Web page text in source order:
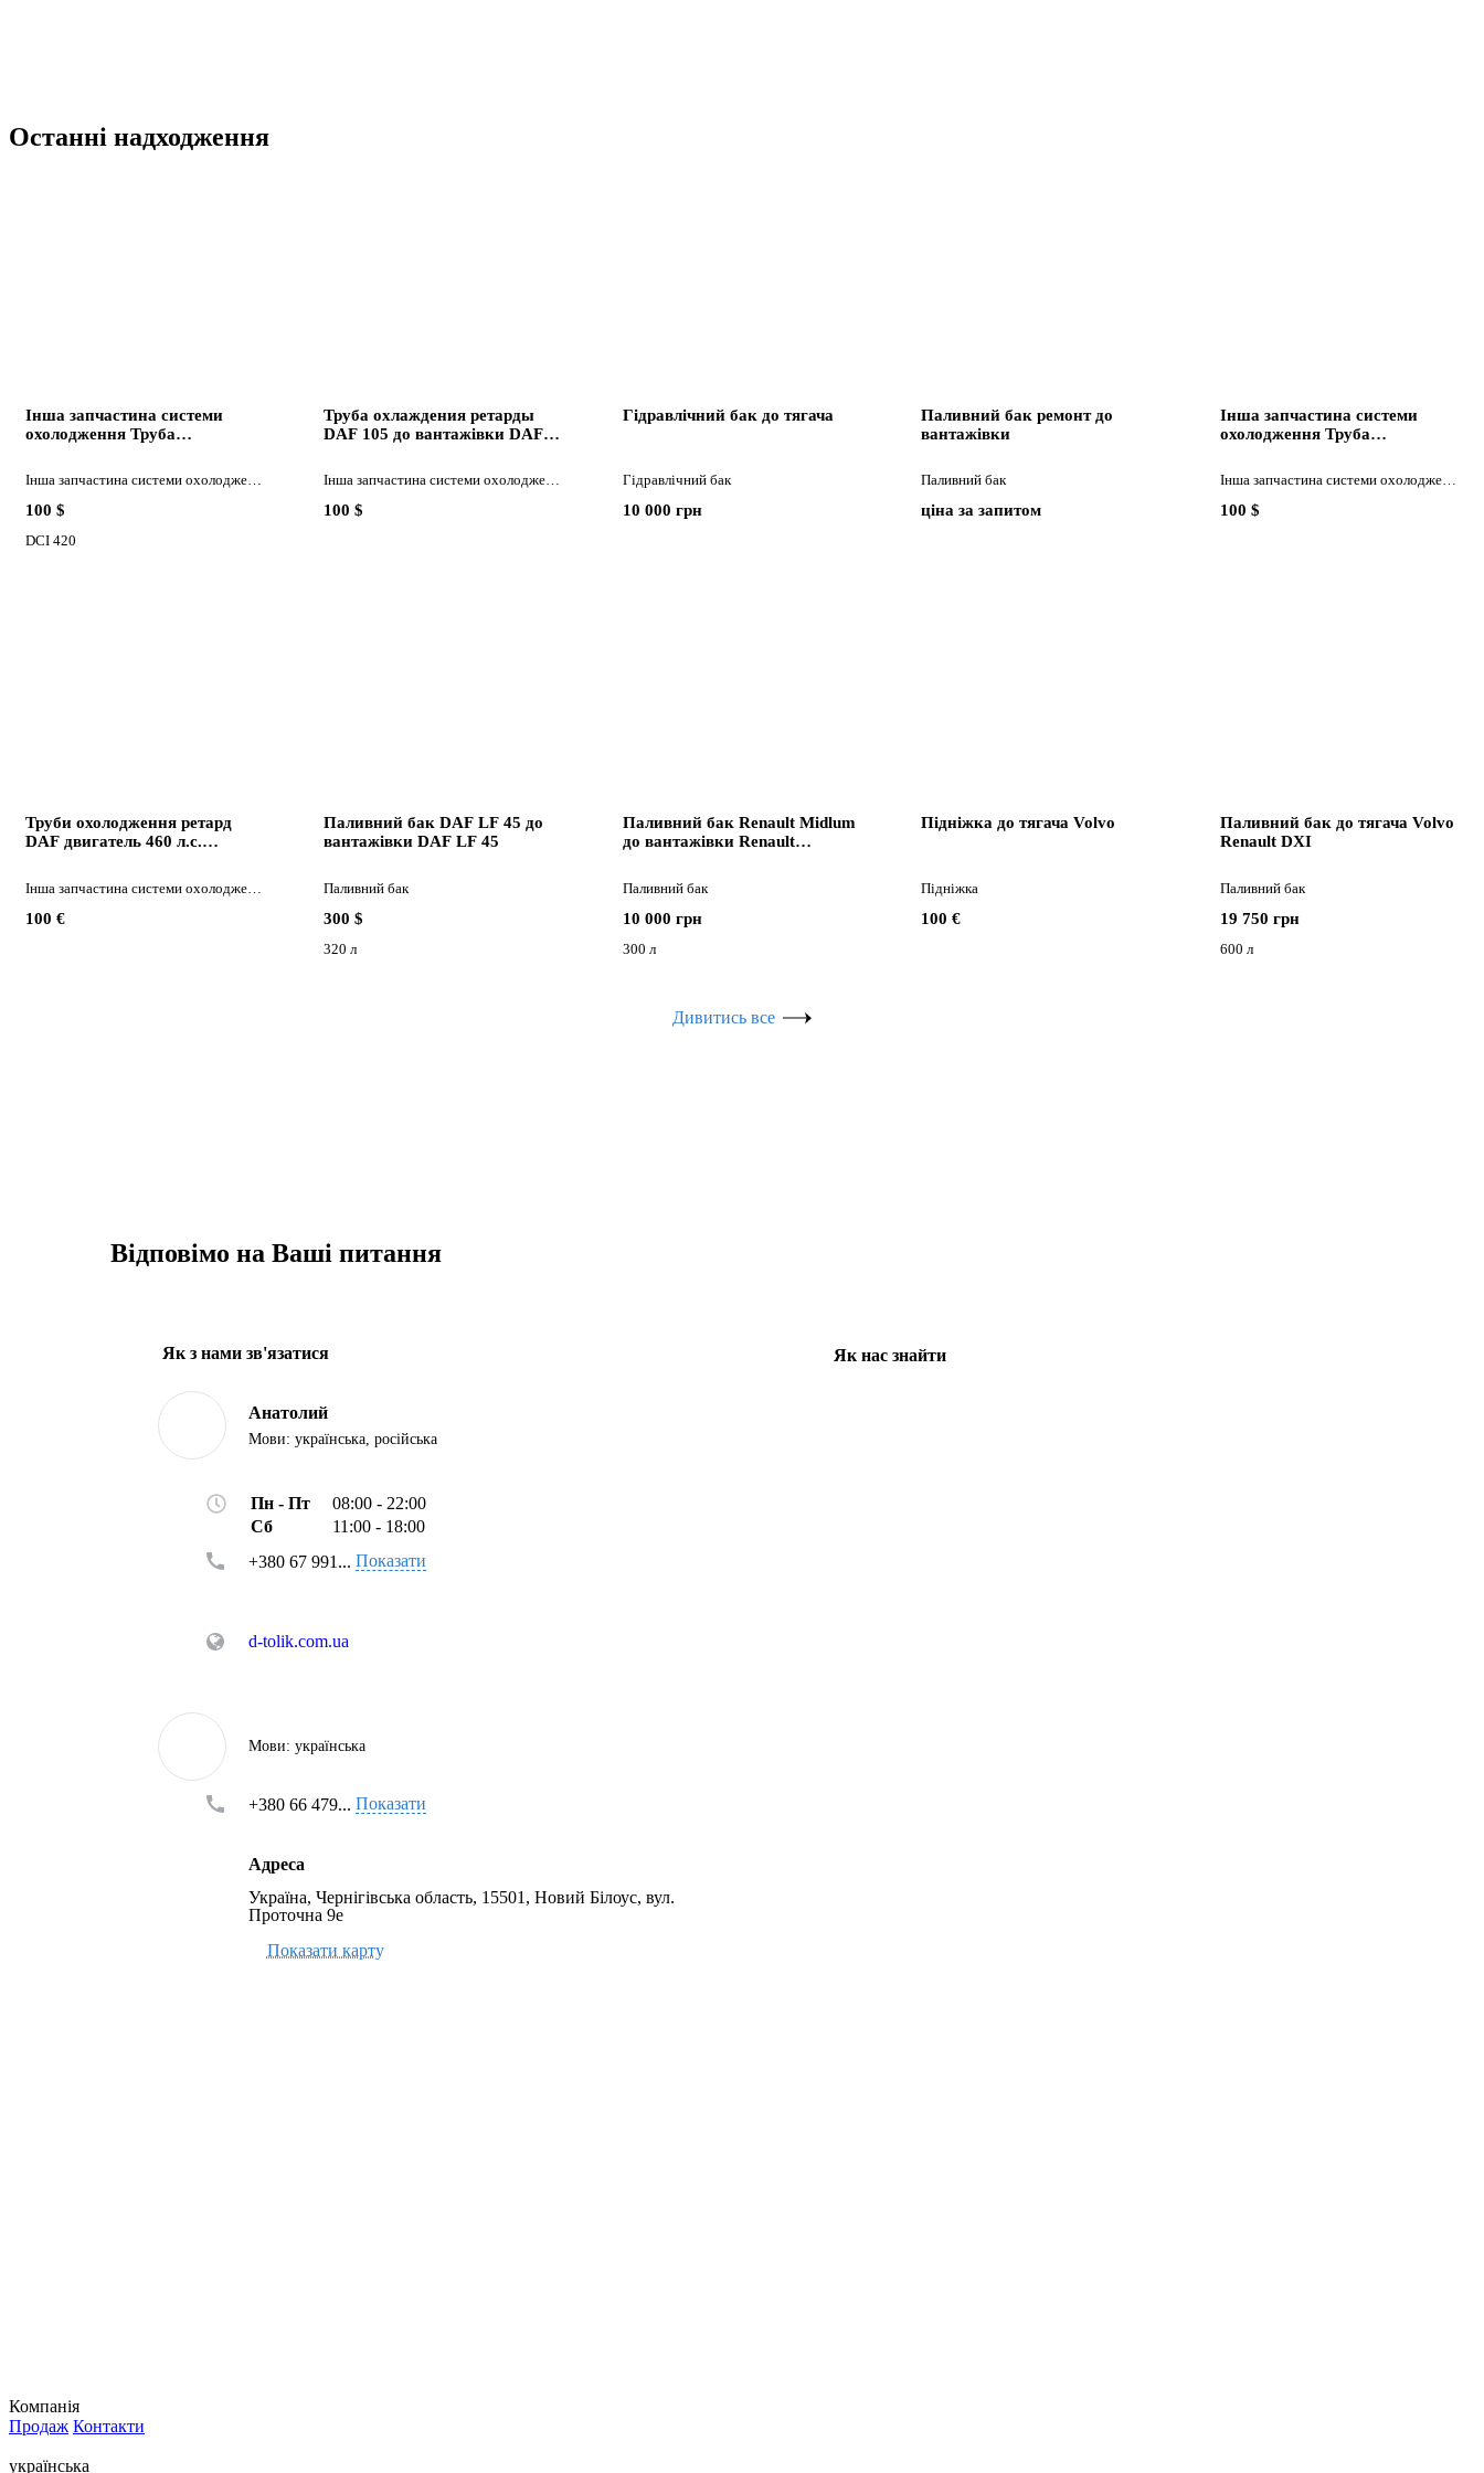
Останні надходження
Інша запчастина системи
охолодження Труба
до вантажівки Renault
Premium
100 $
Інша запчастина системи охолодження
DCI 420
Труба охлаждения ретарды
DAF 105 до вантажівки DAF
100 $
Інша запчастина системи охолодження
Гідравлічний бак до тягача
10 000 грн
Гідравлічний бак
Паливний бак ремонт до
вантажівки
ціна за запитом
Паливний бак
Інша запчастина системи
охолодження Труба
Mercedes-Benz Actros е2
100 $
Інша запчастина системи охолодження
Труби охолодження ретард
DAF двигатель 460 л.с.
вантажівки DAF AS 105 XF
100 €
Інша запчастина системи охолодження
Паливний бак DAF LF 45 до
вантажівки DAF LF 45
300 $
Паливний бак
320 л
Паливний бак Renault Midlum
до вантажівки Renault
10 000 грн
Паливний бак
300 л
Підніжка до тягача Volvo
100 €
Підніжка
Паливний бак до тягача Volvo
Renault DXI
19 750 грн
Паливний бак
600 л
Дивитись все
Відповімо на Ваші питання
Як з нами зв'язатися
Анатолий
Мови: українська, російська
Пн - Пт
08:00 - 22:00
Сб
11:00 - 18:00
+380 67 991... Показати
d-tolik.com.ua
Мови: українська
+380 66 479... Показати
Адреса
Україна, Чернігівська область, 15501, Новий Білоус, вул.
Проточна 9е
Показати карту
Як нас знайти
Компанія
Продаж Контакти
українська